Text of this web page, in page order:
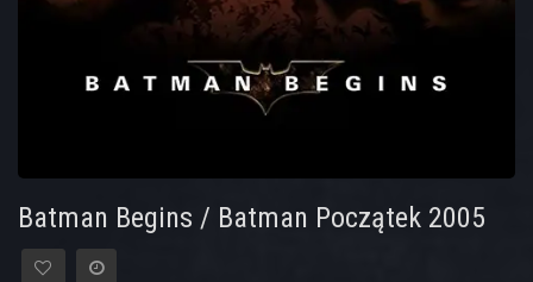
Batman Begins / Batman Początek 2005